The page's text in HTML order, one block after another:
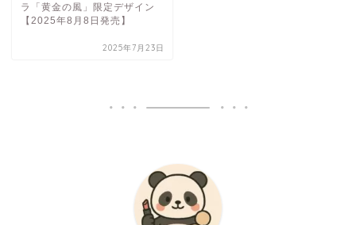
ラ「黄金の風」限定デザイン
【2025年8月8日発売】
2025年7月23日